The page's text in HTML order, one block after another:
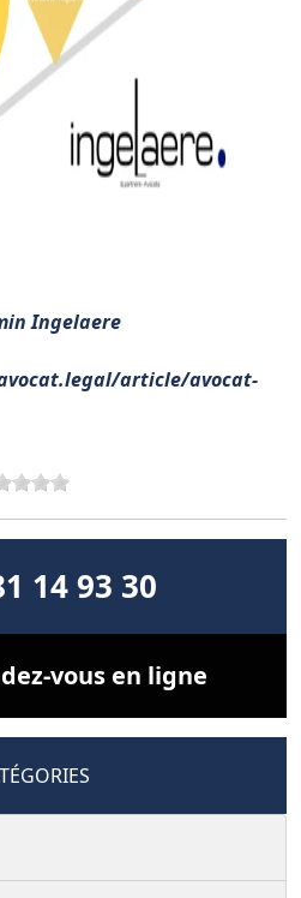
Ingelaere
article/avocat-
14 93 30
vous en ligne